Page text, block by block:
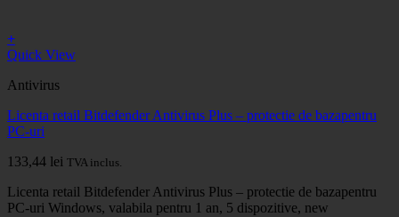
+
Quick View
Antivirus
Licenta retail Bitdefender Antivirus Plus – protectie de bazapentru
PC-uri
133,44 lei TVA inclus.
Licenta retail Bitdefender Antivirus Plus – protectie de bazapentru
PC-uri Windows, valabila pentru 1 an, 5 dispozitive, new